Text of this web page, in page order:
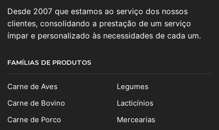
Desde 2007 que estamos ao serviço dos nossos
clientes, consolidando a prestação de um serviço
ímpar e personalizado às necessidades de cada um.
FAMÍLIAS DE PRODUTOS
Carne de Aves
Carne de Bovino
Carne de Porco
Legumes
Lacticínios
Mercearias